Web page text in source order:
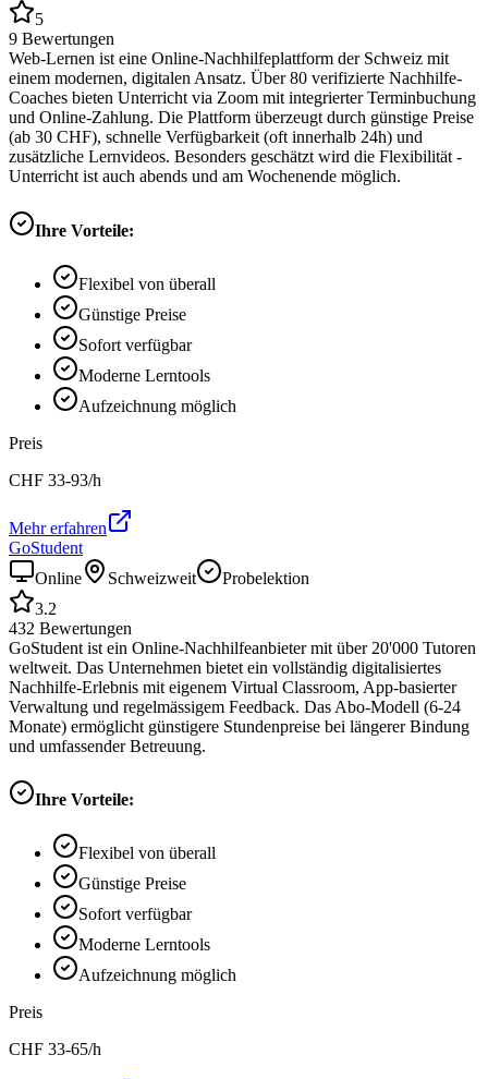
5
9 Bewertungen
Web-Lernen ist eine Online-Nachhilfeplattform der Schweiz mit
einem modernen, digitalen Ansatz. Über 80 verifizierte Nachhilfe-
Coaches bieten Unterricht via Zoom mit integrierter Terminbuchung
und Online-Zahlung. Die Plattform überzeugt durch günstige Preise
(ab 30 CHF), schnelle Verfügbarkeit (oft innerhalb 24h) und
zusätzliche Lernvideos. Besonders geschätzt wird die Flexibilität -
Unterricht ist auch abends und am Wochenende möglich.
Ihre Vorteile:
Flexibel von überall
Günstige Preise
Sofort verfügbar
Moderne Lerntools
Aufzeichnung möglich
Preis
CHF 33-93/h
Mehr erfahren
GoStudent
Online
Schweizweit
Probelektion
3.2
432 Bewertungen
GoStudent ist ein Online-Nachhilfeanbieter mit über 20'000 Tutoren
weltweit. Das Unternehmen bietet ein vollständig digitalisiertes
Nachhilfe-Erlebnis mit eigenem Virtual Classroom, App-basierter
Verwaltung und regelmässigem Feedback. Das Abo-Modell (6-24
Monate) ermöglicht günstigere Stundenpreise bei längerer Bindung
und umfassender Betreuung.
Ihre Vorteile:
Flexibel von überall
Günstige Preise
Sofort verfügbar
Moderne Lerntools
Aufzeichnung möglich
Preis
CHF 33-65/h